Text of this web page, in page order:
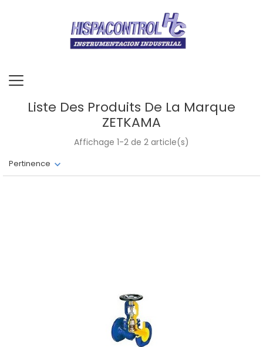
Liste Des Produits De La Marque
ZETKAMA
Pertinence
Affichage 1-2 de 2 article(s)